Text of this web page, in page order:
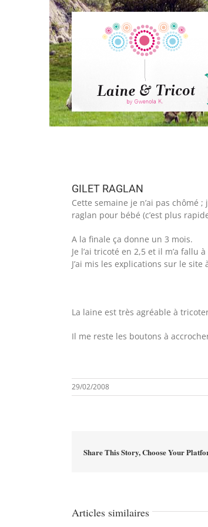
GILET RAGLAN
Cette semaine je n’ai pas chômé
raglan pour bébé (c’est plus
A la finale ça donne un 3 mois.
Je l’ai tricoté en 2,5 et il m’a fallu
J’ai mis les explications sur le site
La laine est très agréable à
Il me reste les boutons à
29/02/2008
Share This Story, Choose Your
Articles similaires